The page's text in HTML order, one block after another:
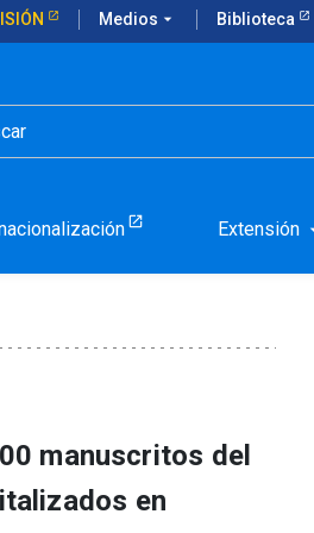
Medios arrow_drop_down Biblioteca
Extensión
a través
manuscritos del
en